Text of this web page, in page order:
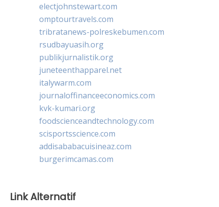
electjohnstewart.com
omptourtravels.com
tribratanews-polreskebumen.com
rsudbayuasih.org
publikjurnalistik.org
juneteenthapparel.net
italywarm.com
journaloffinanceeconomics.com
kvk-kumari.org
foodscienceandtechnology.com
scisportsscience.com
addisababacuisineaz.com
burgerimcamas.com
Link Alternatif